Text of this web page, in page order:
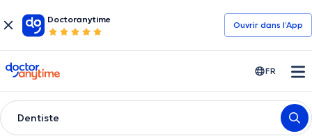
Doctoranytime
Ouvrir dans l’App
doctoranytime FR
Dentiste